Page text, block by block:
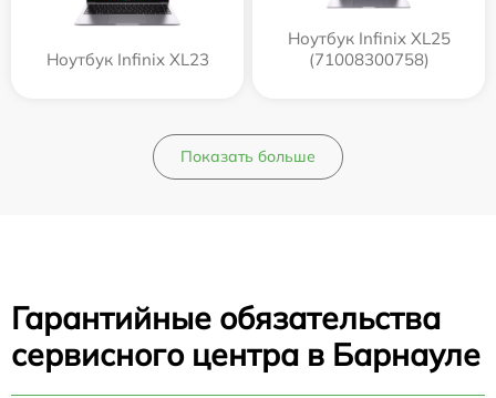
Ноутбук Infinix XL23
Ноутбук Infinix XL25
(71008300758)
Показать больше
Гарантийные обязательства
сервисного центра в Барнауле